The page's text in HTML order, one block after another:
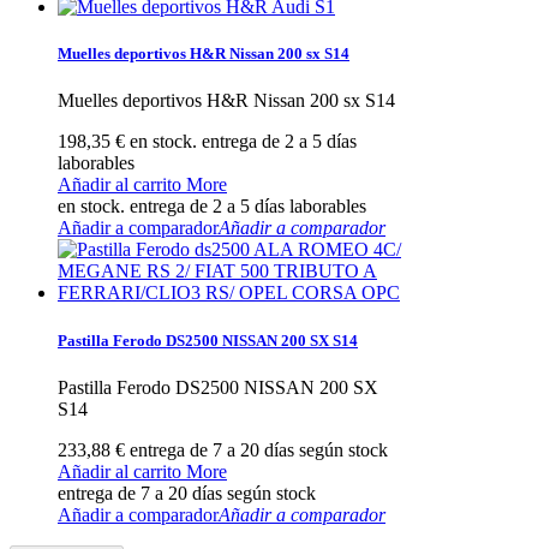
Muelles deportivos H&R Nissan 200 sx S14
Muelles deportivos H&R Nissan 200 sx S14
198,35 € en stock. entrega de 2 a 5 días
laborables
Añadir al carrito More
en stock. entrega de 2 a 5 días laborables
Añadir a comparadorAñadir a comparador
Pastilla Ferodo DS2500 NISSAN 200 SX S14
Pastilla Ferodo DS2500 NISSAN 200 SX
S14
233,88 € entrega de 7 a 20 días según stock
Añadir al carrito More
entrega de 7 a 20 días según stock
Añadir a comparadorAñadir a comparador